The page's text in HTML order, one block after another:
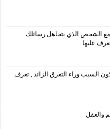
مع الشخص الذي يتجاهل رسائلك
عليها
السبب وراء التعرق الزائد , تعرف
والعقل